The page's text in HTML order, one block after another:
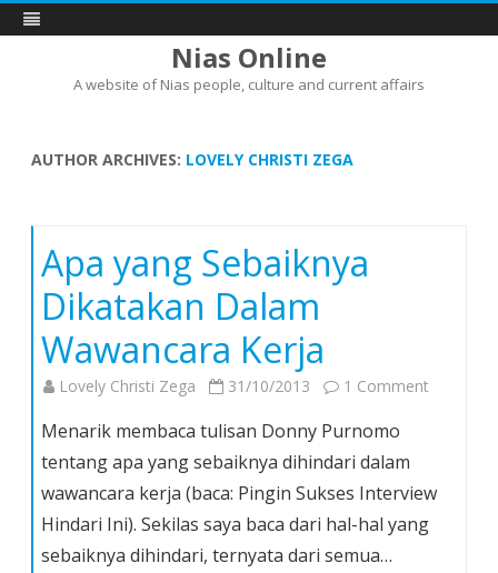
Nias Online
A website of Nias people, culture and current affairs
AUTHOR ARCHIVES: LOVELY CHRISTI ZEGA
Apa yang Sebaiknya
Dikatakan Dalam
Wawancara Kerja
Lovely Christi Zega 31/10/2013 1 Comment
Dalam
Menarik membaca tulisan Donny Purnomo
tentang apa yang sebaiknya dihindari dalam
wawancara kerja (baca: Pingin Sukses Interview
Hindari Ini). Sekilas saya baca dari hal-hal yang
sebaiknya dihindari, ternyata dari semua…